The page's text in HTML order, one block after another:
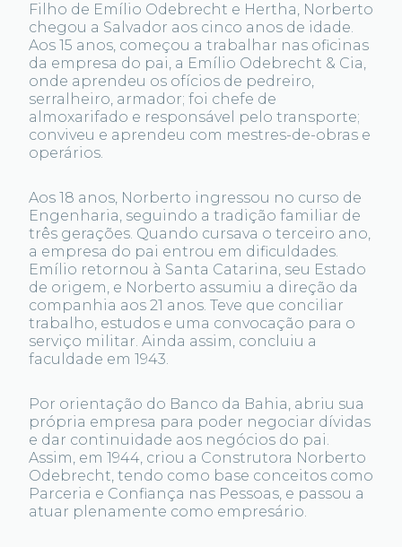
Filho de Emílio Odebrecht e Hertha, Norberto
chegou a Salvador aos cinco anos de idade.
Aos 15 anos, começou a trabalhar nas oficinas
da empresa do pai, a Emílio Odebrecht & Cia,
onde aprendeu os ofícios de pedreiro,
serralheiro, armador; foi chefe de
almoxarifado e responsável pelo transporte;
conviveu e aprendeu com mestres-de-obras e
operários.
Aos 18 anos, Norberto ingressou no curso de
Engenharia, seguindo a tradição familiar de
três gerações. Quando cursava o terceiro ano,
a empresa do pai entrou em dificuldades.
Emílio retornou à Santa Catarina, seu Estado
de origem, e Norberto assumiu a direção da
companhia aos 21 anos. Teve que conciliar
trabalho, estudos e uma convocação para o
serviço militar. Ainda assim, concluiu a
faculdade em 1943.
Por orientação do Banco da Bahia, abriu sua
própria empresa para poder negociar dívidas
e dar continuidade aos negócios do pai.
Assim, em 1944, criou a Construtora Norberto
Odebrecht, tendo como base conceitos como
Parceria e Confiança nas Pessoas, e passou a
atuar plenamente como empresário.